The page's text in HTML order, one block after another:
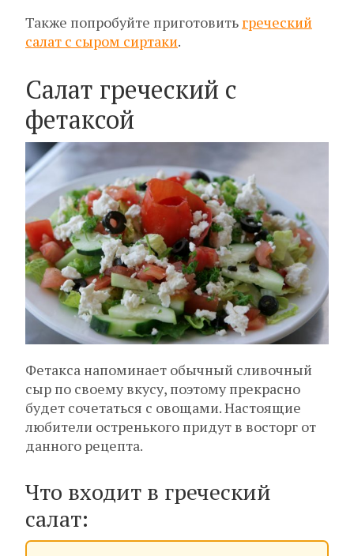
Также попробуйте приготовить греческий
салат с сыром сиртаки.
Салат греческий с
фетаксой
Фетакса напоминает обычный сливочный
сыр по своему вкусу, поэтому прекрасно
будет сочетаться с овощами. Настоящие
любители остренького придут в восторг от
данного рецепта.
Что входит в греческий
салат: